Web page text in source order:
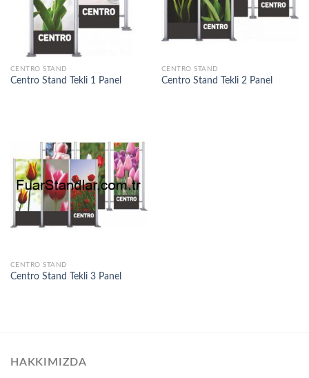
CENTRO STAND
Centro Stand Tekli 1 Panel
CENTRO STAND
Centro Stand Tekli 2 Panel
CENTRO STAND
Centro Stand Tekli 3 Panel
HAKKIMIZDA